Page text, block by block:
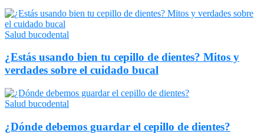
Salud bucodental
¿Estás usando bien tu cepillo de dientes? Mitos y
verdades sobre el cuidado bucal
Salud bucodental
¿Dónde debemos guardar el cepillo de dientes?